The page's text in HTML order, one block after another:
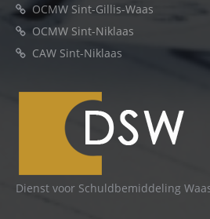
OCMW Sint-Gillis-Waas
OCMW Sint-Niklaas
CAW Sint-Niklaas
Dienst voor Schuldbemiddeling